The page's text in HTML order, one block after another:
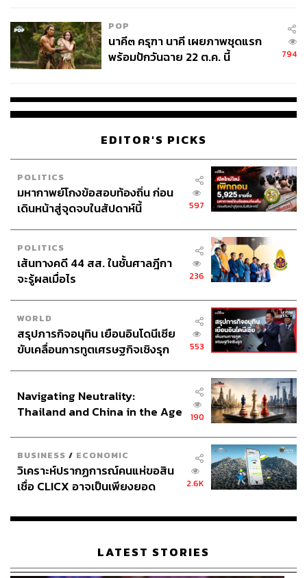
POP
นาคี๓ ครุฑา นาคี เผยภาพชุดแรก
พร้อมปักวันฉาย 22 ต.ค. นี้
794
EDITOR'S PICKS
POLITICS
มหากาพย์โกงข้อสอบท้องถิ่น ก่อน
เดินหน้าสู่จุดจบในสัปดาห์นี้
597
POLITICS
เส้นทางคดี 44 สส. ในชั้นศาลฎีกา
จะรู้ผลเมื่อไร
236
WORLD
สรุปภารกิจอนุทิน เยือนอินโดนีเซีย
ขับเคลื่อนการทูตเศรษฐกิจเชิงรุก
553
Navigating Neutrality:
Thailand and China in the Age
190
BUSINESS / ECONOMIC
วิเคราะห์ปรากฏการณ์คนแห่ขอสิน
เชื่อ CLICX อาจเป็นเพียงยอด
เรือนไทยที่ถูกซุกไว้
2.6K
LATEST STORIES